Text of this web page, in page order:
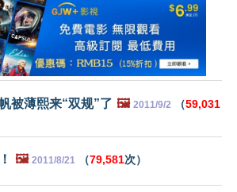
被薄熙来“双规”了 🖼️ 2011/9/2 （59,031
🖼️ 2011/8/21 （79,581次）